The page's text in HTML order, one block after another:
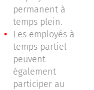
permanent à
temps plein.
Les employés à
temps partiel
peuvent
également
participer au